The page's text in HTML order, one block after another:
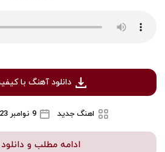
دانلود آهنگ با
اهنگ جدید 9 نوامبر 2023
ادامه مطلب و